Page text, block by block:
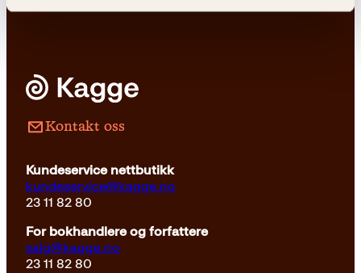
Kontakt oss
Kundeservice nettbutikk
kundeservice@kagge.no
23 11 82 80
For bokhandlere og forfattere
salg@kagge.no
23 11 82 80